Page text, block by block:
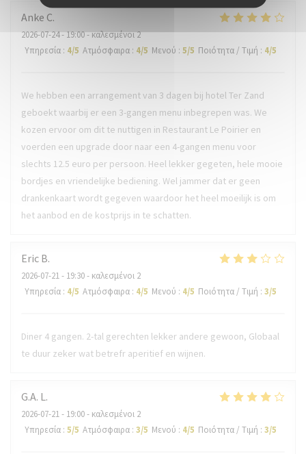
Anke C
2026-07-24- 19:00 - καλεσμένοι 2
Υπηρεσία : 4/5 Ατμόσφαιρα : 4/5 Μενού : 5/5 Ποιότητα / Τιμή : 4/5
We hebben een arrangement van 3 dagen bij hotel Ter Zand
geboekt waarbij er een 3-gangen menu inbegrepen was. We
kozen ervoor om dit te nuttigen in Restaurant Le Poirier en
voerden een upgrade door naar een 4-gangen menu voor
slechts 12.5 euro per persoon. Heel lekker gegeten, hele mooie
bordjes en vriendelijke bediening. Wel jammer dat er geen
drankenkaart wordt gegeven waardoor het heel moeilijk is om
het aanbod en de kostprijs in te schatten.
Eric B
2026-07-21- 19:30 - καλεσμένοι 2
Υπηρεσία : 4/5 Ατμόσφαιρα : 4/5 Μενού : 4/5 Ποιότητα / Τιμή : 3/5
Diner 4 gangen. 2-tal gerechten lekker andere gewoon, Globaal
te duur zeker wat betrefr aperitief en wijnen.
G.A. L
2026-07-21- 19:00 - καλεσμένοι 2
Υπηρεσία : 5/5 Ατμόσφαιρα : 3/5 Μενού : 4/5 Ποιότητα / Τιμή : 3/5